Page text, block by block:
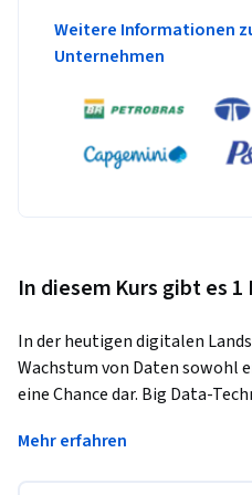
Weitere Informationen
Unternehmen
In diesem Kurs gibt es 1
In der heutigen digitalen
Wachstum von Daten sowohl
eine Chance dar. Big Data-
Leistung großer Datensätze
Mehr erfahren